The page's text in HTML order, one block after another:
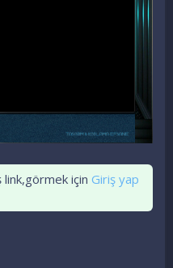
için Giriş yap